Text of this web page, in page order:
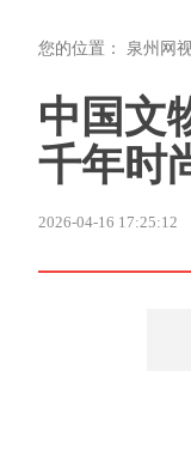
您的位置： 泉州网
中国文
千年时
2026-04-16 17:25:12